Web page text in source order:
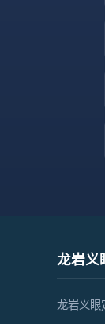
龙岩义
龙岩义眼